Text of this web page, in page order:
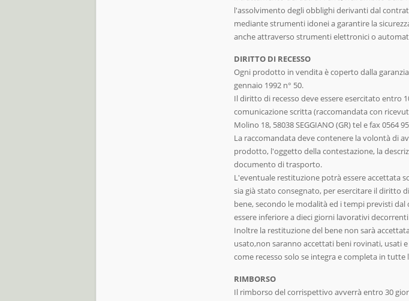
l'assolvimento degli obblighi derivanti dal
mediante strumenti idonei a garantire la
anche attraverso strumenti elettronici o
DIRITTO DI RECESSO
Ogni prodotto in vendita è coperto dalla
gennaio 1992 n° 50.
Il diritto di recesso deve essere esercitato entro
comunicazione scritta (raccomandata con
Molino 18, 58038 SEGGIANO (GR) tel e fax 0564
La raccomandata deve contenere la volontà di
prodotto, l'oggetto della contestazione, la
documento di trasporto.
L'eventuale restituzione potrà essere accettata
sia già stato consegnato, per esercitare il diritto
bene, secondo le modalità ed i tempi previsti
essere inferiore a dieci giorni lavorativi
Inoltre la restituzione del bene non sarà
usato,non saranno accettati beni rovinati, usati
come recesso solo se integra e completa in tutte
RIMBORSO
Il rimborso del corrispettivo avverrà entro 30